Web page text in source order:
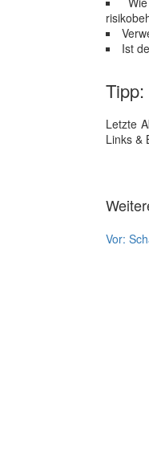
Ist
Letzte
Links &
Vor: